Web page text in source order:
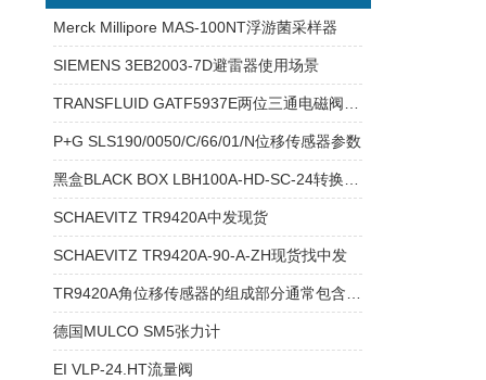
Merck Millipore MAS-100NT浮游菌采样器
SIEMENS 3EB2003-7D避雷器使用场景
P+G SLS190/0050/C/66/01/N位移传感器参数
SCHAEVITZ TR9420A中发现货
SCHAEVITZ TR9420A-90-A-ZH现货找中发
德国MULCO SM5张力计
EI VLP-24.HT流量阀